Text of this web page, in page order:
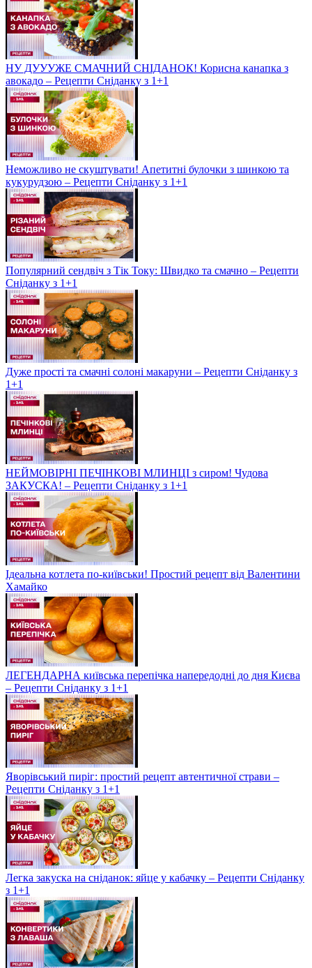
НУ ДУУУЖЕ СМАЧНИЙ СНІДАНОК! Корисна канапка з
авокадо – Рецепти Сніданку з 1+1
Неможливо не скуштувати! Апетитні булочки з шинкою та
кукурудзою – Рецепти Сніданку з 1+1
Популярний сендвіч з Тік Току: Швидко та смачно – Рецепти
Сніданку з 1+1
Дуже прості та смачні солоні макаруни – Рецепти Сніданку з
1+1
НЕЙМОВІРНІ ПЕЧІНКОВІ МЛИНЦІ з сиром! Чудова
ЗАКУСКА! – Рецепти Сніданку з 1+1
Ідеальна котлета по-київськи! Простий рецепт від Валентини
Хамайко
ЛЕГЕНДАРНА київська перепічка напередодні до дня Києва
– Рецепти Сніданку з 1+1
Яворівський пиріг: простий рецепт автентичної страви –
Рецепти Сніданку з 1+1
Легка закуска на сніданок: яйце у кабачку – Рецепти Сніданку
з 1+1